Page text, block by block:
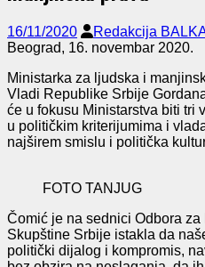
16/11/2020 Redakcija
Beograd, 16. novembar 2020.
Ministarka za ljudska i
Vladi Republike Srbije
će u fokusu Ministarstva biti tri
u političkim kriterijumima i
najširem smislu i politička
FOTO TANJUG
Čomić je na sednici Odbora
Skupštine Srbije istakla da
politički dijalog i kompromis,